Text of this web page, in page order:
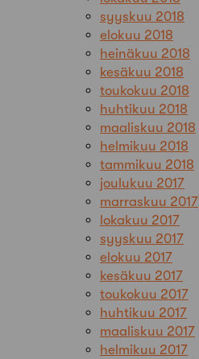
syyskuu 2018
elokuu 2018
heinäkuu 2018
kesäkuu 2018
toukokuu 2018
huhtikuu 2018
maaliskuu 2018
helmikuu 2018
tammikuu 2018
joulukuu 2017
marraskuu 2017
lokakuu 2017
syyskuu 2017
elokuu 2017
kesäkuu 2017
toukokuu 2017
huhtikuu 2017
maaliskuu 2017
helmikuu 2017